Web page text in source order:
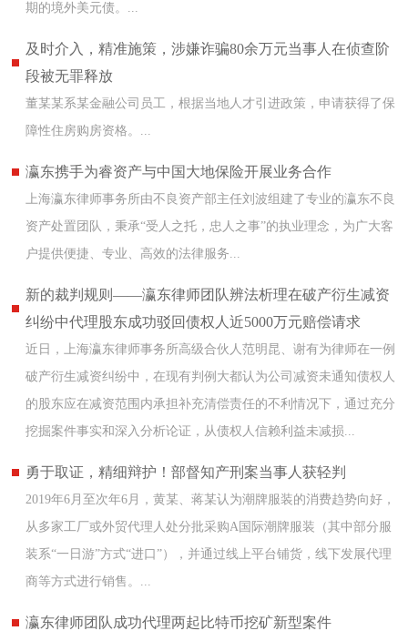
期的境外美元债。...
及时介入，精准施策，涉嫌诈骗80余万元当事人在侦查阶
段被无罪释放
董某某系某金融公司员工，根据当地人才引进政策，申请获得了保
障性住房购房资格。...
瀛东携手为睿资产与中国大地保险开展业务合作
上海瀛东律师事务所由不良资产部主任刘波组建了专业的瀛东不良
资产处置团队，秉承“受人之托，忠人之事”的执业理念，为广大客
户提供便捷、专业、高效的法律服务...
新的裁判规则——瀛东律师团队辨法析理在破产衍生减资
纠纷中代理股东成功驳回债权人近5000万元赔偿请求
近日，上海瀛东律师事务所高级合伙人范明昆、谢有为律师在一例
破产衍生减资纠纷中，在现有判例大都认为公司减资未通知债权人
的股东应在减资范围内承担补充清偿责任的不利情况下，通过充分
挖掘案件事实和深入分析论证，从债权人信赖利益未减损...
勇于取证，精细辩护！部督知产刑案当事人获轻判
2019年6月至次年6月，黄某、蒋某认为潮牌服装的消费趋势向好，
从多家工厂或外贸代理人处分批采购A国际潮牌服装（其中部分服
装系“一日游”方式“进口”），并通过线上平台铺货，线下发展代理
商等方式进行销售。...
瀛东律师团队成功代理两起比特币挖矿新型案件